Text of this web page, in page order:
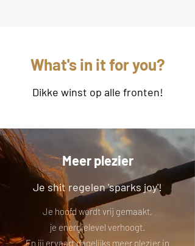
What's in it for you?
Dikke winst op alle fronten!
Meer plezier
Je shit regelen 'sparks joy'!
Je hoofd wordt vrij gemaakt,
je energielevel verhoogt.
En jij ervaart dagelijks meer plezier in